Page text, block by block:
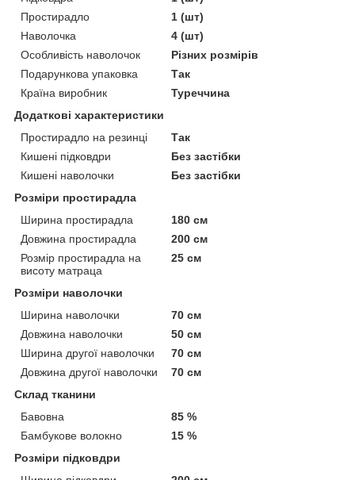
Простирадло
1 (шт)
Наволочка
4 (шт)
Особливість наволочок
Різних розмірів
Подарункова упаковка
Так
Країна виробник
Туреччина
Додаткові характеристики
Простирадло на резинці
Так
Кишені підковдри
Без застібки
Кишені наволочки
Без застібки
Розміри простирадла
Ширина простирадла
180 см
Довжина простирадла
200 см
Розмір простирадла на
висоту матраца
25 см
Розміри наволочки
Ширина наволочки
70 см
Довжина наволочки
50 см
Ширина другої наволочки
70 см
Довжина другої наволочки
70 см
Склад тканини
Бавовна
85 %
Бамбукове волокно
15 %
Розміри підковдри